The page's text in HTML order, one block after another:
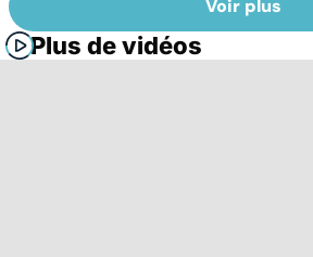
Voir plus
Plus de vidéos